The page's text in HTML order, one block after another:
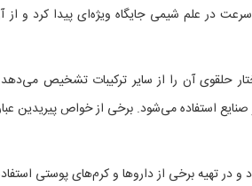
در علم شیمی جایگاه ویژه‌ای پیدا کرد و از
حلقوی آن را از سایر ترکیبات تشخیص
استفاده می‌شود. برخی از خواص پیریدین
و در تهیه برخی از داروها و کرم‌های پوستی